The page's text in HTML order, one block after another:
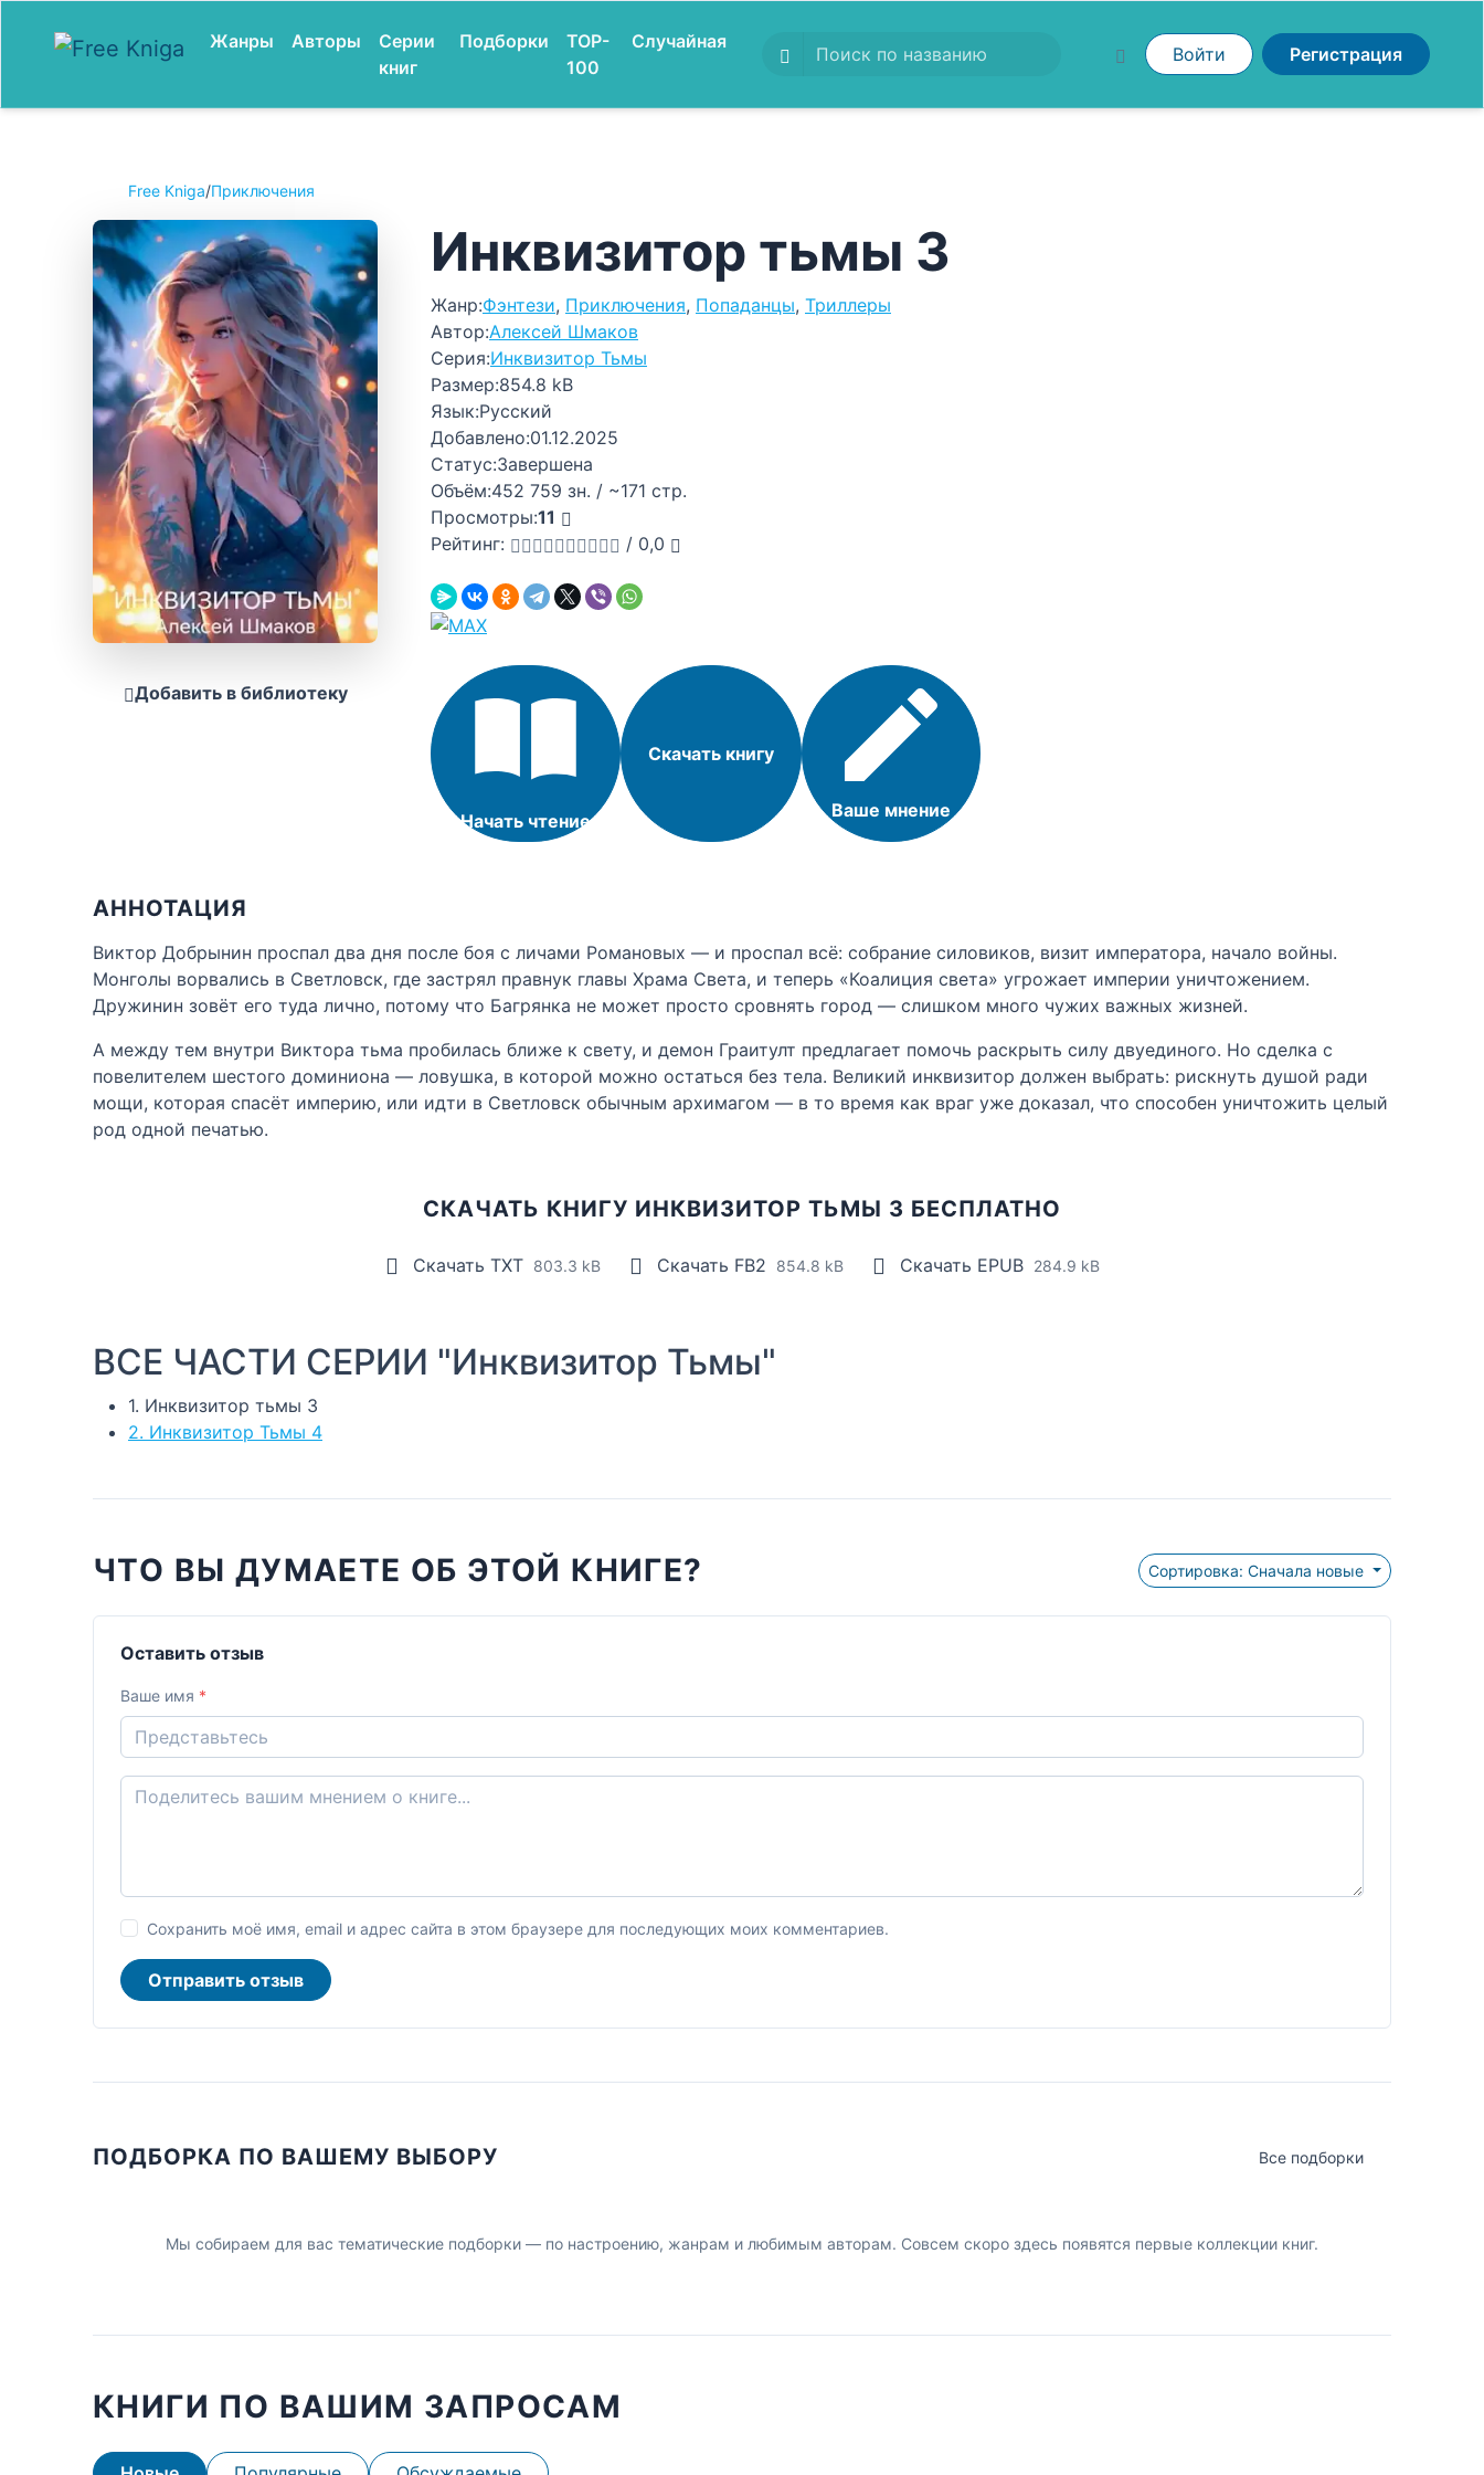
Жанры Авторы
Серии
книг
Подборки
TOP-
100
Случайная
Войти Регистрация
Free Kniga/Приключения
Добавить в библиотеку
Инквизитор тьмы 3
Жанр:Фэнтези, Приключения, Попаданцы, Триллеры
Автор:Алексей Шмаков
Серия:Инквизитор Тьмы
Размер:854.8 kB
Язык:Русский
Добавлено:01.12.2025
Статус:Завершена
Объём:452 759 зн. / ~171 стр.
Просмотры:11
Рейтинг:
/ 0,0
Начать чтение
Скачать книгу
Ваше мнение
АННОТАЦИЯ
Виктор Добрынин проспал два дня после боя с личами Романовых — и проспал всё: собрание силовиков, визит императора, начало войны.
Монголы ворвались в Светловск, где застрял правнук главы Храма Света, и теперь «Коалиция света» угрожает империи уничтожением.
Дружинин зовёт его туда лично, потому что Багрянка не может просто сровнять город — слишком много чужих важных жизней.
А между тем внутри Виктора тьма пробилась ближе к свету, и демон Граитулт предлагает помочь раскрыть силу двуединого. Но сделка с
повелителем шестого доминиона — ловушка, в которой можно остаться без тела. Великий инквизитор должен выбрать: рискнуть душой ради
мощи, которая спасёт империю, или идти в Светловск обычным архимагом — в то время как враг уже доказал, что способен уничтожить целый
род одной печатью.
СКАЧАТЬ КНИГУ ИНКВИЗИТОР ТЬМЫ 3 БЕСПЛАТНО
Скачать TXT 803.3 kB Скачать FB2 854.8 kB Скачать EPUB 284.9 kB
ВСЕ ЧАСТИ СЕРИИ "Инквизитор Тьмы"
1. Инквизитор тьмы 3
2. Инквизитор Тьмы 4
ЧТО ВЫ ДУМАЕТЕ ОБ ЭТОЙ КНИГЕ? Сортировка: Сначала новые
Оставить отзыв
Ваше имя *
Сохранить моё имя, email и адрес сайта в этом браузере для последующих моих комментариев.
Отправить отзыв
ПОДБОРКА ПО ВАШЕМУ ВЫБОРУ Все подборки
Мы собираем для вас тематические подборки — по настроению, жанрам и любимым авторам. Совсем скоро здесь появятся первые коллекции книг.
КНИГИ ПО ВАШИМ ЗАПРОСАМ